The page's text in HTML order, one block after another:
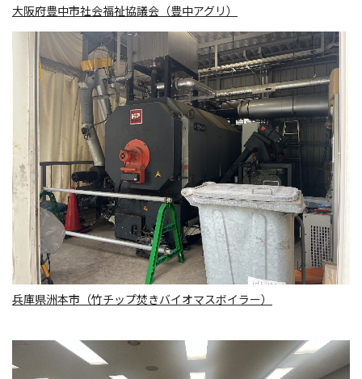
大阪府豊中市社会福祉協議会（豊中アグリ）
兵庫県洲本市（竹チップ焚きバイオマスボイラー）